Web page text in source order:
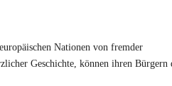
Nationen von fremder
Geschichte, können ihren Bürgern